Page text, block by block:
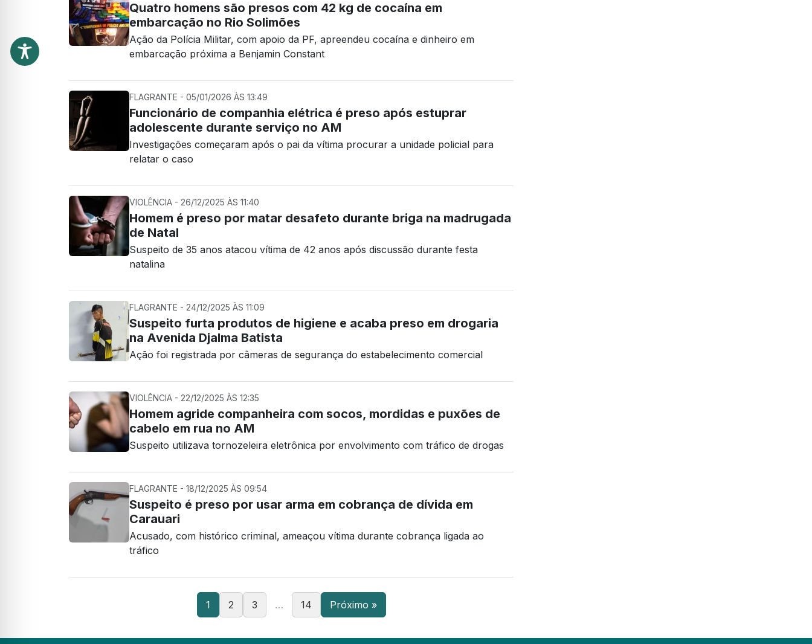
Quatro homens são presos com 42 kg de cocaína em
embarcação no Rio Solimões
Ação da Polícia Militar, com apoio da PF, apreendeu cocaína e dinheiro em
embarcação próxima a Benjamin Constant
FLAGRANTE - 05/01/2026 ÀS 13:49
Funcionário de companhia elétrica é preso após estuprar
adolescente durante serviço no AM
Investigações começaram após o pai da vítima procurar a unidade policial para
relatar o caso
VIOLÊNCIA - 26/12/2025 ÀS 11:40
Homem é preso por matar desafeto durante briga na madrugada
de Natal
Suspeito de 35 anos atacou vítima de 42 anos após discussão durante festa
natalina
FLAGRANTE - 24/12/2025 ÀS 11:09
Suspeito furta produtos de higiene e acaba preso em drogaria
na Avenida Djalma Batista
Ação foi registrada por câmeras de segurança do estabelecimento comercial
VIOLÊNCIA - 22/12/2025 ÀS 12:35
Homem agride companheira com socos, mordidas e puxões de
cabelo em rua no AM
Suspeito utilizava tornozeleira eletrônica por envolvimento com tráfico de drogas
FLAGRANTE - 18/12/2025 ÀS 09:54
Suspeito é preso por usar arma em cobrança de dívida em
Carauari
Acusado, com histórico criminal, ameaçou vítima durante cobrança ligada ao
tráfico
1 2 3 … 14 Próximo »